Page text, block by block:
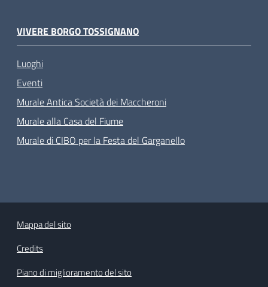
VIVERE BORGO TOSSIGNANO
Luoghi
Eventi
Murale Antica Società dei Maccheroni
Murale alla Casa del Fiume
Murale di CIBO per la Festa del Garganello
Mappa del sito
Credits
Piano di miglioramento del sito